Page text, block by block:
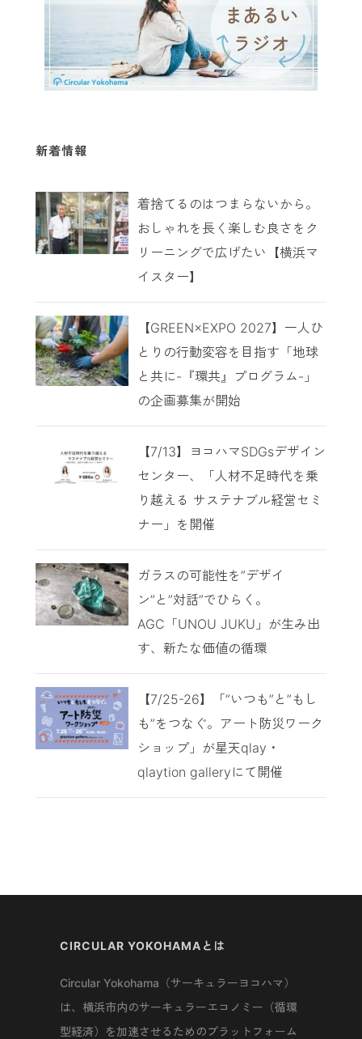
新着情報
着捨てるのはつまらないから。
おしゃれを長く楽しむ良さをク
リーニングで広げたい【横浜マ
イスター】
【GREEN×EXPO 2027】一人ひ
とりの行動変容を目指す「地球
と共に-『環共』プログラム-」
の企画募集が開始
【7/13】ヨコハマSDGsデザイン
センター、「人材不足時代を乗
り越える サステナブル経営セミ
ナー」を開催
ガラスの可能性を”デザイ
ン”と”対話”でひらく。
AGC「UNOU JUKU」が生み出
す、新たな価値の循環
【7/25-26】「”いつも”と”もし
も”をつなぐ。アート防災ワーク
ショップ」が星天qlay・
qlaytion galleryにて開催
CIRCULAR YOKOHAMAとは
Circular Yokohama（サーキュラーヨコハマ）
は、横浜市内のサーキュラーエコノミー（循環
型経済）を加速させるためのプラットフォーム